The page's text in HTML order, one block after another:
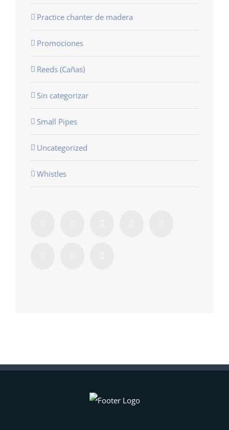
Practice chanter de madera
Promociones
Reeds (Cañas)
Sin categorizar
Small Pipes
Uncategorized
Whistles